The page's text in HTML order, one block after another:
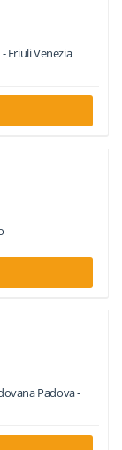
-Friuli Venezia
Padova -